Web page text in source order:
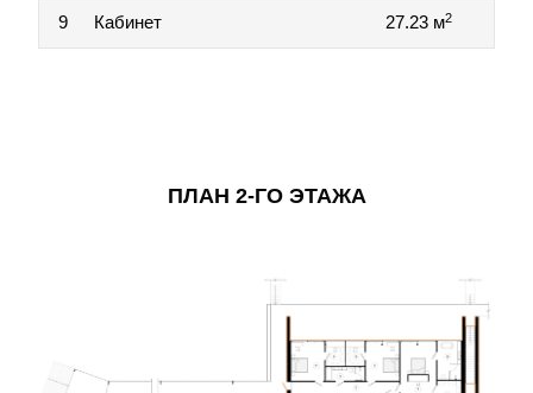
9 Кабинет 27.23 м2
ПЛАН 2-ГО ЭТАЖА